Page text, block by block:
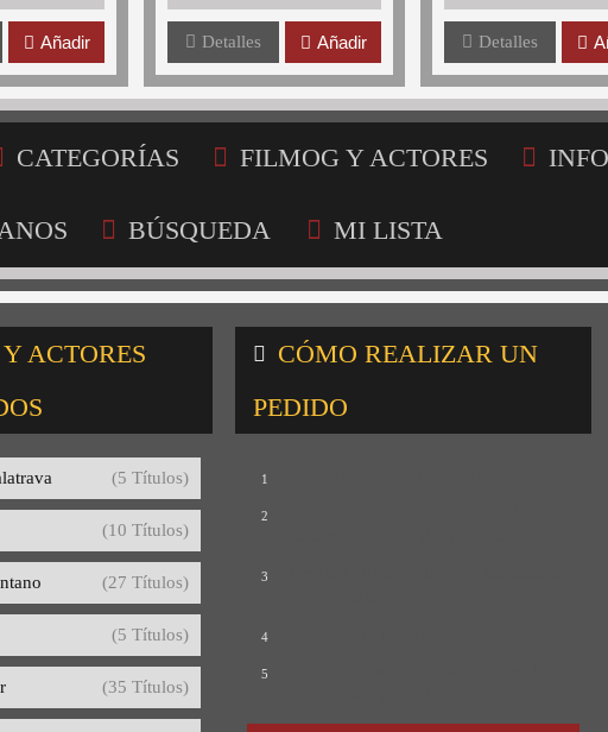
Añadir Detalles Añadir Detalles
CATEGORÍAS FILMOG Y ACTORES
BÚSQUEDA MI LISTA
ACTORES
(5 Títulos)
(10 Títulos)
(27 Títulos)
(5 Títulos)
(35 Títulos)
CÓMO REALIZAR UN
PEDIDO
1
2
3
4
5